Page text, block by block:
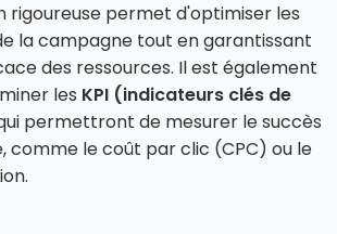
rigoureuse permet d'optimiser les
la campagne tout en garantissant
des ressources. Il est également
les KPI (indicateurs clés de
permettront de mesurer le succès
comme le coût par clic (CPC) ou le